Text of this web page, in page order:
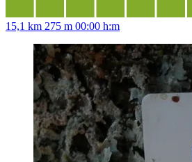
15,1 km 275 m 00:00 h:m